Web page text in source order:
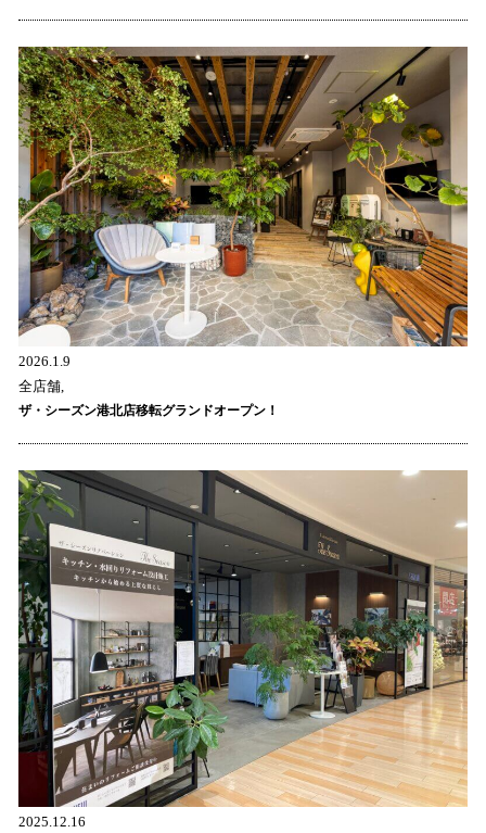
2026.1.9
全店舗,
ザ・シーズン港北店移転グランドオープン！
2025.12.16